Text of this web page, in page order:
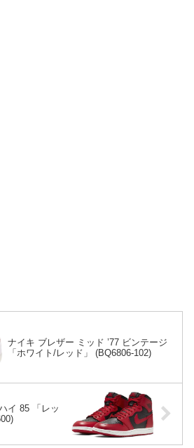
ナイキ ブレザー ミッド ’77 ビンテージ
「ホワイト/レッド」 (BQ6806-102)
イ 85 「レッ